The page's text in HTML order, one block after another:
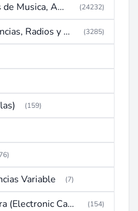
AUDIO (Equipos de Musica, Amplificadores, Reproductores, Etc) (24232)
Autoradio (Potencias, Radios y DVD) (3285)
(159)
Variable (7)
Caja Registradora (Electronic Cash Register) (154)